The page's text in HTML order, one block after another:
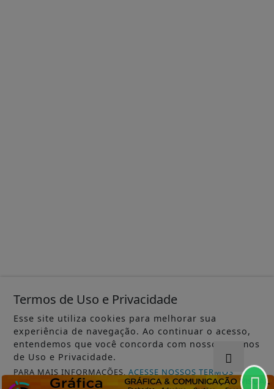
Termos de Uso e Privacidade
Esse site utiliza cookies para melhorar sua
experiência de navegação. Ao continuar o acesso,
entendemos que você concorda com nossos Termos
de Uso e Privacidade.
PARA MAIS INFORMAÇÕES,ACESSE NOSSOS TERMOS
CLICANDO AQUI